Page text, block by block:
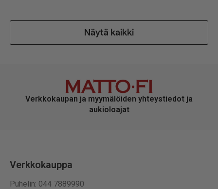
Näytä kaikki
Verkkokaupan ja myymälöiden yhteystiedot ja
aukioloajat
Verkkokauppa
Puhelin: 044 7889990